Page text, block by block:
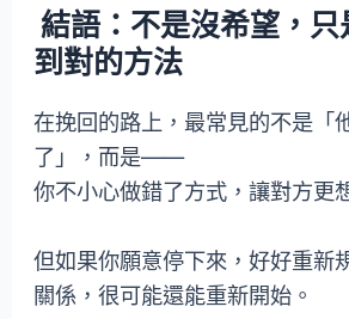
結語：不是沒希望，
到對的方法
在挽回的路上，最常見的不是「
了」，而是——
你不小心做錯了方式，讓對方更
但如果你願意停下來，好好重新
關係，很可能還能重新開始。